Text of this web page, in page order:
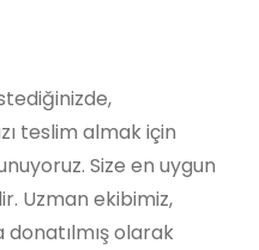
teslim almak için
Size en uygun
Uzman ekibimiz,
olarak